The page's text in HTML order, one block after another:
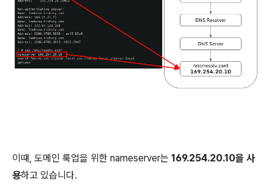
이떄, 도메인 룩업을 위한 nameserver는 169.254.20.10을 사
용하고 있습니다.